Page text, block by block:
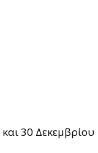
30 Δεκεμβρίου